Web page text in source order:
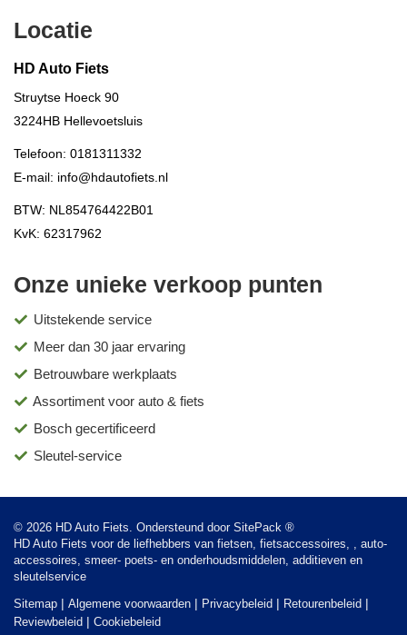
Locatie
HD Auto Fiets
Struytse Hoeck 90
3224HB Hellevoetsluis
Telefoon: 0181311332
E-mail: info@hdautofiets.nl
BTW: NL854764422B01
KvK: 62317962
Onze unieke verkoop punten
Uitstekende service
Meer dan 30 jaar ervaring
Betrouwbare werkplaats
Assortiment voor auto & fiets
Bosch gecertificeerd
Sleutel-service
© 2026 HD Auto Fiets. Ondersteund door SitePack ®
HD Auto Fiets voor de liefhebbers van fietsen, fietsaccessoires, , auto-
accessoires, smeer- poets- en onderhoudsmiddelen, additieven en
sleutelservice
Sitemap
Algemene voorwaarden Privacybeleid
Retourenbeleid
Reviewbeleid
Cookiebeleid